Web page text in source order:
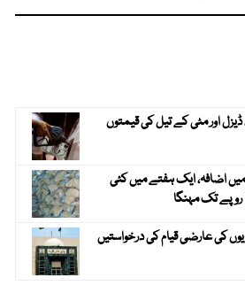
ڈیزل اور مٹی کے تیل کی قیمتوں
اضافہ، ایک ہفتے میں کئی
کی عارضی قیام کی درخواستیں